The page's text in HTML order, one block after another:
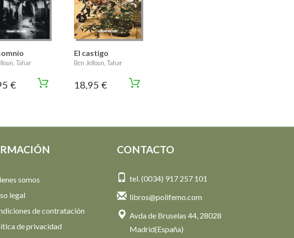
Tahar
€
El castigo
Ben Jelloun, Tahar
18,95 €
somos
legal
de contratación
de privacidad
CONTACTO
tel. (0034) 917 257 101
libros@polifemo.com
Avda de Bruselas 44, 28028
Madrid(España)